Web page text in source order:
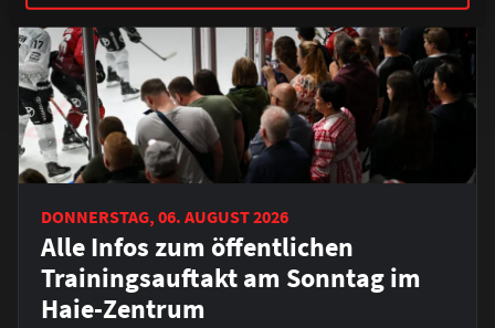
DONNERSTAG, 06. AUGUST 2026
Alle Infos zum öffentlichen
Trainingsauftakt am Sonntag im
Haie-Zentrum